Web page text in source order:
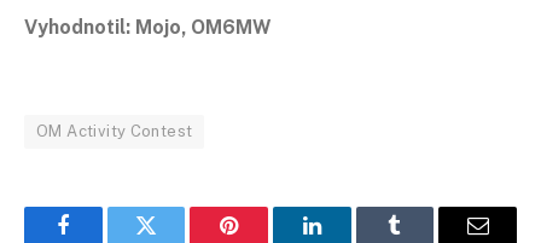
Vyhodnotil: Mojo, OM6MW
OM Activity Contest